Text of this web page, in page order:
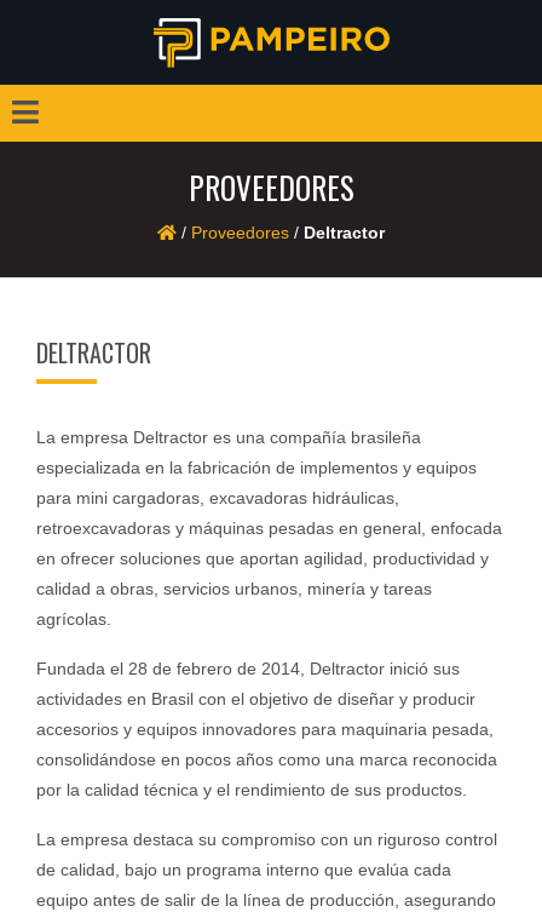
PROVEEDORES
/ Proveedores / Deltractor
DELTRACTOR
La empresa Deltractor es una compañía brasileña
especializada en la fabricación de implementos y equipos
para mini cargadoras, excavadoras hidráulicas,
retroexcavadoras y máquinas pesadas en general, enfocada
en ofrecer soluciones que aportan agilidad, productividad y
calidad a obras, servicios urbanos, minería y tareas
agrícolas.
Fundada el 28 de febrero de 2014, Deltractor inició sus
actividades en Brasil con el objetivo de diseñar y producir
accesorios y equipos innovadores para maquinaria pesada,
consolidándose en pocos años como una marca reconocida
por la calidad técnica y el rendimiento de sus productos.
La empresa destaca su compromiso con un riguroso control
de calidad, bajo un programa interno que evalúa cada
equipo antes de salir de la línea de producción, asegurando